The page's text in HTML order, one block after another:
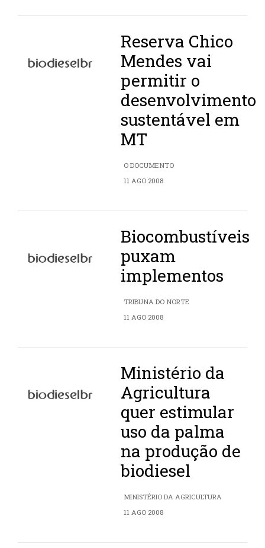
Reserva Chico
Mendes vai
permitir o
desenvolvimento
sustentável em
MT
O DOCUMENTO
11 AGO 2008
Biocombustíveis
puxam
implementos
TRIBUNA DO NORTE
11 AGO 2008
Ministério da
Agricultura
quer estimular
uso da palma
na produção de
biodiesel
MINISTÉRIO DA AGRICULTURA
11 AGO 2008